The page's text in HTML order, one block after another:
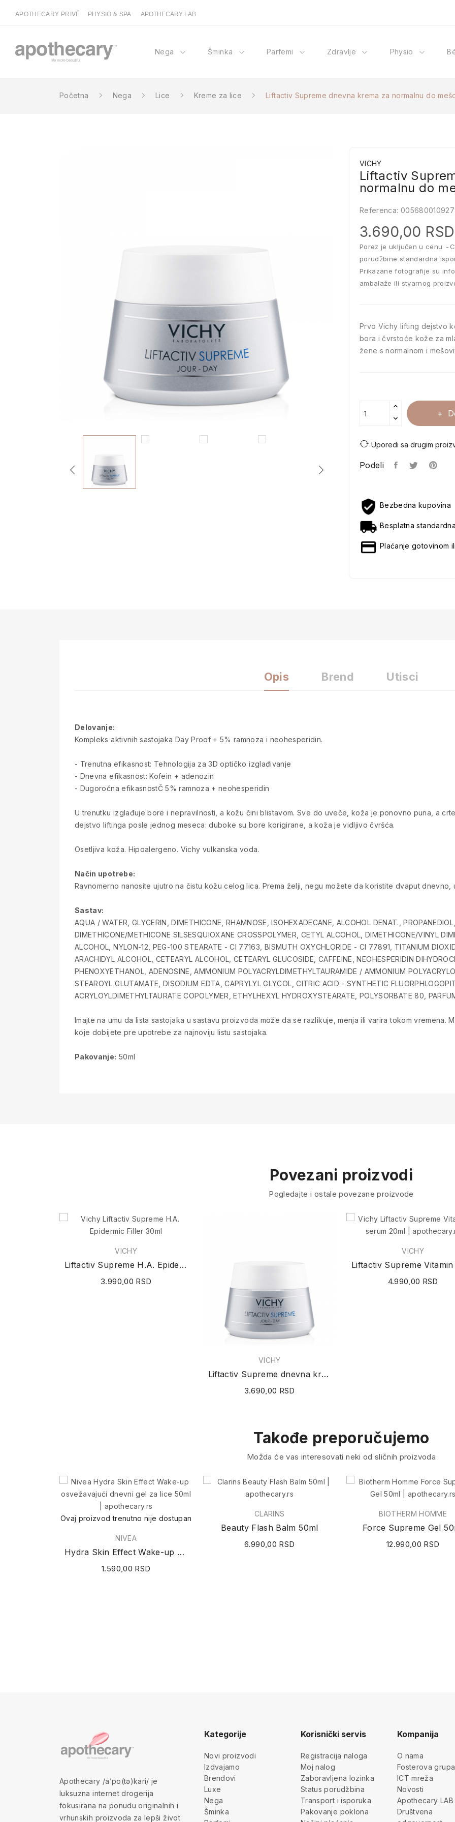
APOTHECARY PRIVÉ PHYSIO & SPA APOTHECARY LAB
Nega Šminka Parfemi Zdravlje Physio
Početna Nega Lice Kreme za lice Liftactiv Supreme dnevna krema za normalnu do
VICHY
Liftactiv
normalnu do
Referenca: 005680010927
3.690,00 RSD
Porez je uključen u cenu
porudžbine standardna
Prikazane fotografije su
ambalaže ili stvarnog
Prvo Vichy lifting dejstvo
bora i čvrstoće kože za
žene s normalnom i
Uporedi sa drugim
Podeli
Bezbedna kupovina
Besplatna
Plaćanje gotovinom
Opis Brend Utisci
Delovanje:
Kompleks aktivnih sastojaka Day Proof + 5% ramnoza i neohesperidin.
- Trenutna efikasnost: Tehnologija za 3D optičko izglađivanje
- Dnevna efikasnost: Kofein + adenozin
- Dugoročna efikasnostČ 5% ramnoza + neohesperidin
U trenutku izglađuje bore i nepravilnosti, a kožu čini blistavom. Sve do uveče, koža je ponovno puna, a
dejstvo liftinga posle jednog meseca: duboke su bore korigirane, a koža je vidljivo čvršća.
Osetljiva koža. Hipoalergeno. Vichy vulkanska voda.
Način upotrebe:
Ravnomerno nanosite ujutro na čistu kožu celog lica. Prema želji, negu možete da koristite dvaput dnevno,
Sastav:
AQUA / WATER, GLYCERIN, DIMETHICONE, RHAMNOSE, ISOHEXADECANE, ALCOHOL DENAT.,
DIMETHICONE/METHICONE SILSESQUIOXANE CROSSPOLYMER, CETYL ALCOHOL, DIMETHICONE/VINYL
ALCOHOL, NYLON-12, PEG-100 STEARATE - CI 77163, BISMUTH OXYCHLORIDE - CI 77891, TITANIUM
ARACHIDYL ALCOHOL, CETEARYL ALCOHOL, CETEARYL GLUCOSIDE, CAFFEINE, NEOHESPERIDIN
PHENOXYETHANOL, ADENOSINE, AMMONIUM POLYACRYLDIMETHYLTAURAMIDE / AMMONIUM
STEAROYL GLUTAMATE, DISODIUM EDTA, CAPRYLYL GLYCOL, CITRIC ACID - SYNTHETIC
ACRYLOYLDIMETHYLTAURATE COPOLYMER, ETHYLHEXYL HYDROXYSTEARATE, POLYSORBATE 80,
Imajte na umu da lista sastojaka u sastavu proizvoda može da se razlikuje, menja ili varira tokom vremena.
koje dobijete pre upotrebe za najnoviju listu sastojaka.
Pakovanje: 50ml
Povezani proizvodi
Pogledajte i ostale povezane proizvode
VICHY
Liftactiv Supreme H.A. Epidermic Filler 30ml
3.990,00 RSD
VICHY
Liftactiv Supreme dnevna krema za suvu kožu 50ml
3.690,00 RSD
VICHY
4.990,00 RSD
Takođe preporučujemo
Možda će vas interesovati neki od sličnih proizvoda
Ovaj proizvod trenutno nije dostupan
NIVEA
Hydra Skin Effect Wake-up osvežavajući dnevni...
1.590,00 RSD
CLARINS
Beauty Flash Balm 50ml
6.990,00 RSD
BIOTHERM HOMME
Force Supreme Gel
12.990,00 RSD
Apothecary /a’po(tə)kari/ je
luksuzna internet drogerija
fokusirana na ponudu originalnih i
vrhunskih proizvoda za lepši život.
Kategorije
Novi proizvodi
Izdvajamo
Brendovi
Luxe
Nega
Šminka
Korisnički servis
Registracija naloga
Moj nalog
Zaboravljena lozinka
Status porudžbina
Transport i isporuka
Pakovanje poklona
Kompanija
O nama
Fosterova grupa
ICT mreža
Novosti
Apothecary LAB
Društvena